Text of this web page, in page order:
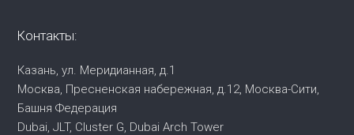
Контакты:
Казань, ул. Меридианная, д.1
Москва, Пресненская набережная, д.12, Москва-Сити,
Башня Федерация
Dubai, JLT, Cluster G, Dubai Arch Tower